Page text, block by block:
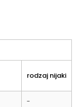
rodzaj nijaki
-